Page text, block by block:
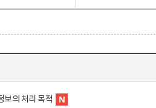
보의 처리 목적